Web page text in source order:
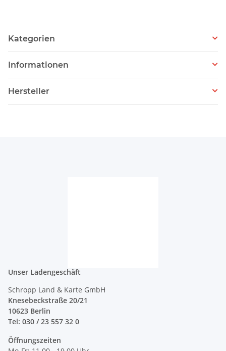
Kategorien
Informationen
Hersteller
Unser Ladengeschäft
Schropp Land & Karte GmbH
Knesebeckstraße 20/21
10623 Berlin
Tel: 030 / 23 557 32 0
Öffnungszeiten